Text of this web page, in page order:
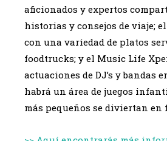
aficionados y expertos
historias y consejos de viaje;
con una variedad de platos
foodtrucks; y el Music Life
actuaciones de DJ’s y bandas
habrá un área de juegos
más pequeños se diviertan